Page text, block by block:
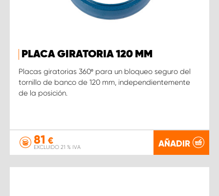
PLACA GIRATORIA 120 MM
Placas giratorias 360º para un bloqueo seguro del
tornillo de banco de 120 mm, independientemente
de la posición.
81 €
EXCLUIDO 21 % IVA AÑADIR